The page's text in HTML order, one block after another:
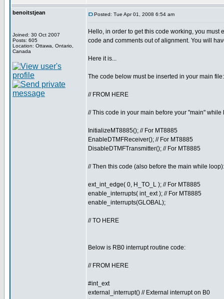
benoitstjean
Joined: 30 Oct 2007
Posts: 605
Location: Ottawa, Ontario,
Canada
Posted: Tue Apr 01, 2008 6:54 am
Hello, in order to get this code working, you must
code and comments out of alignment. You will
Here it is...
The code below must be inserted in your main file:
// FROM HERE
// This code in your main before your "main" while
InitializeMT8885(); // For MT8885
EnableDTMFReceiver(); // For MT8885
DisableDTMFTransmitter(); // For MT8885
// Then this code (also before the main while loop):
ext_int_edge( 0, H_TO_L ); // For MT8885
enable_interrupts( int_ext ); // For MT8885
enable_interrupts(GLOBAL);
// TO HERE
Below is RB0 interrupt routine code:
// FROM HERE
#int_ext
external_interrupt() // External interrupt on B0